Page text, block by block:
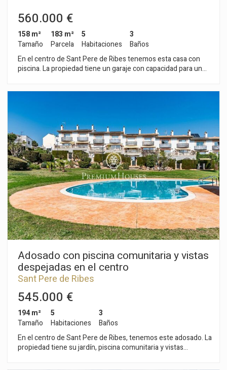
560.000 €
158 m²
Tamaño
183 m²
Parcela
5
Habitaciones
3
Baños
En el centro de Sant Pere de Ribes tenemos esta casa con
piscina. La propiedad tiene un garaje con capacidad para un
zona de lavadero y un aseo. En la primera planta,
encontramos la zona de noche compuesta por tres
habitaciones dobles, todas exteriores y un baño completo.
Todos los dormitorios tienen armarios empotrados. En la
parte trasera de la vivienda, encontramos un apartamento
independiente. El ultimo se compone de un salón-comedor y
una cocina abierta. Desde ambos espacios se accede a una
terraza con acceso a la piscina. Seguidamente, hay una
habitación doble y otra individual. Finalmente, hay un baño
completo. La vivienda dispone también de un trastero y una
zona de lavadero. La propiedad está ubicada en el centro de
Sant Pere de Ribes. Es una zona con cercanía a todos los
servicios esenciales y de fácil y rápido acceso a la autopista C-
32 en dirección Barcelona y su aeropuerto.
Adosado con piscina comunitaria y vistas
despejadas en el centro
Sant Pere de Ribes
545.000 €
194 m²
Tamaño
5
Habitaciones
3
Baños
En el centro de Sant Pere de Ribes, tenemos este adosado. La
propiedad tiene su jardín, piscina comunitaria y vistas